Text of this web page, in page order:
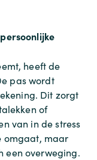
heeft de
pas wordt
Dit zorgt
of
van in de stress
omgaat, maar
een overweging.